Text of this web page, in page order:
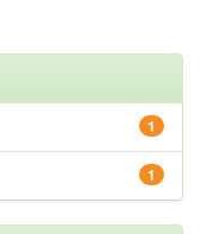
1
1